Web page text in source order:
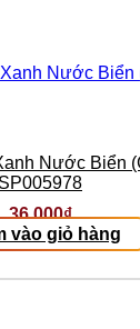
Nước Biển
SP005978
36.000₫
vào giỏ hàng